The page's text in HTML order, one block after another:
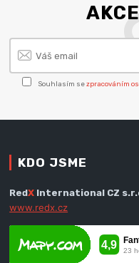
Souhlasím sezpracováním
KDO JSME
RedX International CZ
www.redx.cz